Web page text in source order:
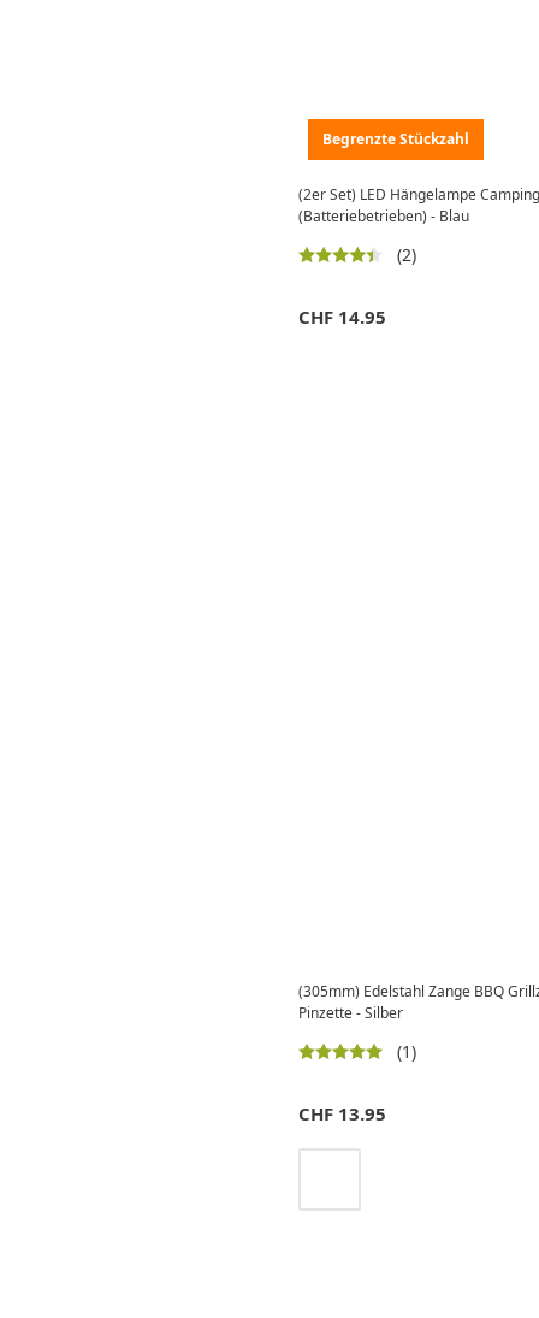
Begrenzte Stückzahl
(2er Set) LED Hängelampe
(Batteriebetrieben) - Blau
(2)
CHF 14.95
(305mm) Edelstahl Zange BBQ
Pinzette - Silber
(1)
CHF 13.95